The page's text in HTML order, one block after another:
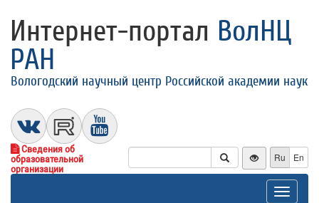
Интернет-портал ВолНЦ
РАН
Вологодский научный центр Российской академии наук
Сведения об
образовательной
организации
Ru En
Toggle